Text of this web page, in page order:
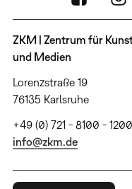
ZKM | Zentrum für
und Medien
Lorenzstraße 19
76135 Karlsruhe
+49 (0) 721 - 8100 - 1200
info@zkm.de